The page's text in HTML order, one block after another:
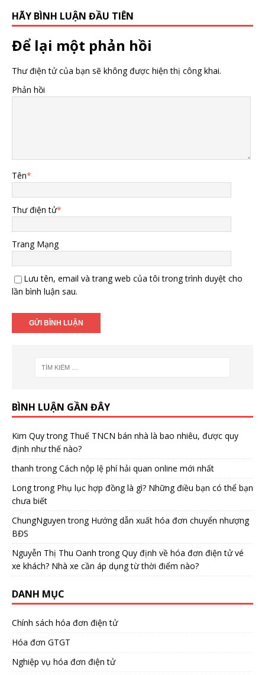
HÃY BÌNH LUẬN ĐẦU TIÊN
Để lại một phản hồi
Thư điện tử của bạn sẽ không được hiện thị công khai.
Phản hồi
Tên*
Thư điện tử*
Trang Mạng
Lưu tên, email và trang web của tôi trong trình duyệt cho
lần bình luận sau.
BÌNH LUẬN GẦN ĐÂY
Kim Quytrong Thuế TNCN bán nhà là bao nhiêu, được quy
định như thế nào?
thanh trongCách nộp lệ phí hải quan online mới nhất
Longtrong Phụ lục hợp đồng là gì? Những điều bạn có thể bạn
chưa biết
ChungNguyen trong Hướng dẫn xuất hóa đơn chuyển nhượng
BĐS
Nguyễn Thị Thu Oanh trongQuy định về hóa đơn điện tử vé
xe khách? Nhà xe cần áp dụng từ thời điểm nào?
DANH MỤC
Chính sách hóa đơn điện tử
Hóa đơn GTGT
Nghiệp vụ hóa đơn điện tử